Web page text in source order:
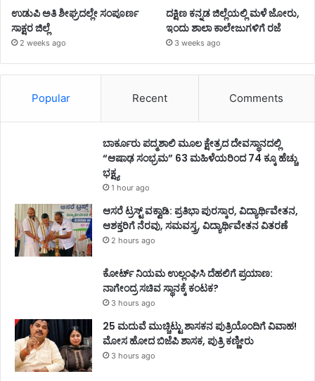
ಉಡುಪಿ ಅತಿ ಶೀಘ್ರದಲ್ಲೇ ಸಂಪೂರ್ಣ
ಸಾಕ್ಷರ ಜಿಲ್ಲೆ
2 weeks ago
ದಕ್ಷಿಣ ಕನ್ನಡ ಜಿಲ್ಲೆಯಲ್ಲಿ ಮಳೆ ಜೋರು,
ಇಂದು ಶಾಲಾ ಕಾಲೇಜುಗಳಿಗೆ ರಜೆ
3 weeks ago
Popular Recent Comments
ಬಾರ್ಕೂರು ಪದ್ಮಶಾಲಿ ಮೂಲ ಕ್ಷೇತ್ರದ ದೇವಸ್ಥಾನದಲ್ಲಿ
“ಆಷಾಢ ಸಂಭ್ರಮ” 63 ಮಹಿಳೆಯರಿಂದ 74 ಕ್ಕೂ ಹೆಚ್ಚು
ಭಕ್ಷ್ಯ
1 hour ago
ಆಸರೆ ಟ್ರಸ್ಟ್‌ ವಕ್ವಾಡಿ: ಪ್ರತಿಭಾ ಪುರಸ್ಕಾರ, ವಿದ್ಯಾರ್ಥಿವೇತನ,
ಆಶಕ್ತರಿಗೆ ನೆರವು, ಸಮವಸ್ತ್ರ, ವಿದ್ಯಾರ್ಥಿವೇತನ ವಿತರಣೆ
2 hours ago
ಕೋರ್ಟ್ ನಿಯಮ ಉಲ್ಲಂಘಿಸಿ ದೆಹಲಿಗೆ ಪ್ರಯಾಣ:
ನಾಗೇಂದ್ರ ಸಚಿವ ಸ್ಥಾನಕ್ಕೆ ಕಂಟಕ?
3 hours ago
25 ಮದುವೆ ಮುಚ್ಚಿಟ್ಟು ಶಾಸಕನ ಪುತ್ರಿಯೊಂದಿಗೆ ವಿವಾಹ!
ಮೋಸ ಹೋದ ಬಿಜೆಪಿ ಶಾಸಕ, ಪುತ್ರಿ ಕಣ್ಣೀರು
3 hours ago